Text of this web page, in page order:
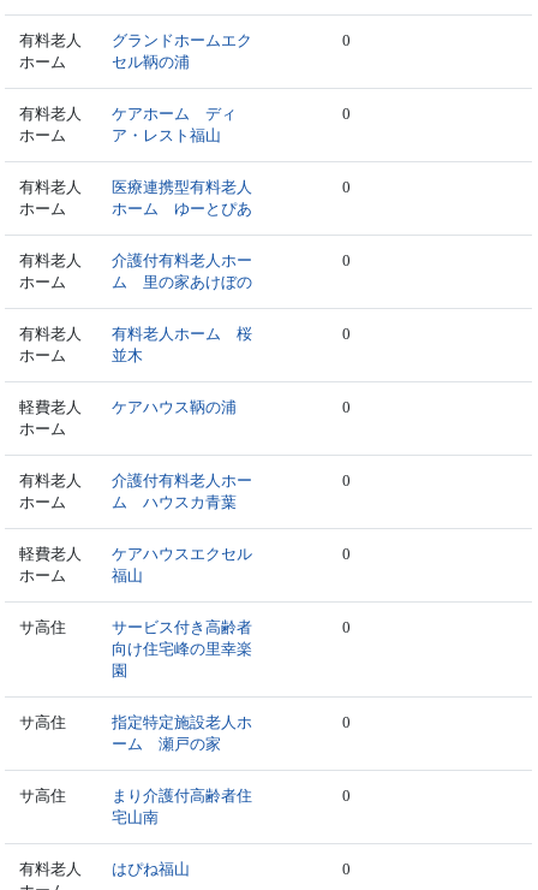
有料老人
ホーム
グランドホームエク
セル鞆の浦
0
有料老人
ホーム
ケアホーム ディ
ア・レスト福山
0
有料老人
ホーム
医療連携型有料老人
ホーム ゆーとぴあ
0
有料老人
ホーム
介護付有料老人ホー
ム 里の家あけぼの
0
有料老人
ホーム
有料老人ホーム 桜
並木
0
軽費老人
ホーム
ケアハウス鞆の浦 0
有料老人
ホーム
介護付有料老人ホー
ム ハウスカ青葉
0
軽費老人
ホーム
ケアハウスエクセル
福山
0
サ高住
サービス付き高齢者
向け住宅峰の里幸楽
園
0
サ高住
指定特定施設老人ホ
ーム 瀬戸の家
0
サ高住
まり介護付高齢者住
宅山南
0
有料老人
はぴね福山 0